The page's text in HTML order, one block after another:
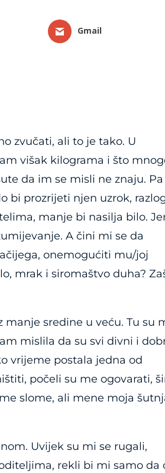
Gmail
zvučati, ali to je tako. U
višak kilograma i što
da im se misli ne znaju. Pa
bi prozrijeti njen uzrok,
manje bi nasilja bilo.
A čini mi se da
onemogućiti mu/joj
mrak i siromaštvo duha?
sredine u veću. Tu su
mislila da su svi divni i
vrijeme postala jedna od
počeli su me ogovarati,
slome, ali mene moja
Uvijek su mi se rugali,
rekli bi mi samo da